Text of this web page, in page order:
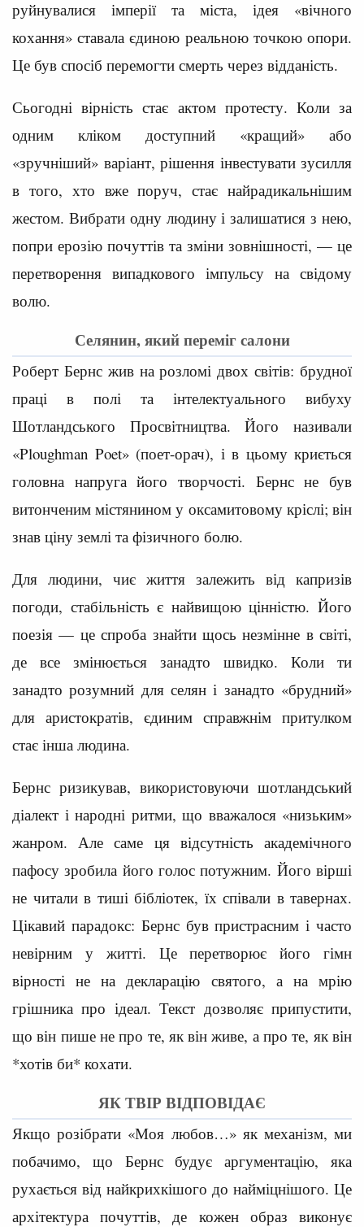
руйнувалися імперії та міста, ідея «вічного
кохання» ставала єдиною реальною точкою опори.
Це був спосіб перемогти смерть через відданість.
Сьогодні вірність стає актом протесту. Коли за
одним кліком доступний «кращий» або
«зручніший» варіант, рішення інвестувати зусилля
в того, хто вже поруч, стає найрадикальнішим
жестом. Вибрати одну людину і залишатися з нею,
попри ерозію почуттів та зміни зовнішності, — це
перетворення випадкового імпульсу на свідому
волю.
Селянин, який переміг салони
Роберт Бернс жив на розломі двох світів: брудної
праці в полі та інтелектуального вибуху
Шотландського Просвітництва. Його називали
«Ploughman Poet» (поет-орач), і в цьому криється
головна напруга його творчості. Бернс не був
витонченим містянином у оксамитовому кріслі; він
знав ціну землі та фізичного болю.
Для людини, чиє життя залежить від капризів
погоди, стабільність є найвищою цінністю. Його
поезія — це спроба знайти щось незмінне в світі,
де все змінюється занадто швидко. Коли ти
занадто розумний для селян і занадто «брудний»
для аристократів, єдиним справжнім притулком
стає інша людина.
Бернс ризикував, використовуючи шотландський
діалект і народні ритми, що вважалося «низьким»
жанром. Але саме ця відсутність академічного
пафосу зробила його голос потужним. Його вірші
не читали в тиші бібліотек, їх співали в тавернах.
Цікавий парадокс: Бернс був пристрасним і часто
невірним у житті. Це перетворює його гімн
вірності не на декларацію святого, а на мрію
грішника про ідеал. Текст дозволяє припустити,
що він пише не про те, як він живе, а про те, як він
*хотів би* кохати.
ЯК ТВІР ВІДПОВІДАЄ
Якщо розібрати «Моя любов…» як механізм, ми
побачимо, що Бернс будує аргументацію, яка
рухається від найкрихкішого до найміцнішого. Це
архітектура почуттів, де кожен образ виконує